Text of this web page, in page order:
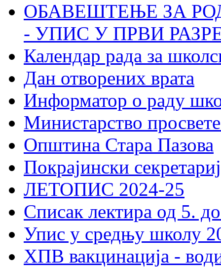
ОБАВЕШТЕЊЕ ЗА
- УПИС У ПРВИ
Календар рада за
Дан отворених врата
Информатор о раду
Министарство
Општина Стара Пазова
Покрајински
ЛЕТОПИС 2024-25
Списак лектира од 5.
Упис у средњу школу
ХПВ вакцинација -